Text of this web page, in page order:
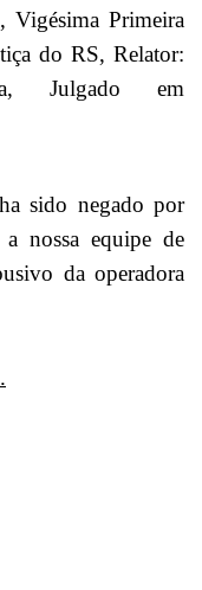
Vigésima Primeira
do RS, Relator:
Julgado em
sido negado por
nossa equipe de
da operadora